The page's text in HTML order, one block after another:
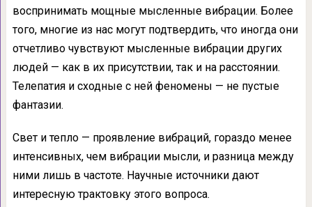
воспринимать мощные мысленные вибрации. Более
того, многие из нас могут подтвердить, что иногда они
отчетливо чувствуют мысленные вибрации других
людей — как в их присутствии, так и на расстоянии.
Телепатия и сходные с ней феномены — не пустые
фантазии.
Свет и тепло — проявление вибраций, гораздо менее
интенсивных, чем вибрации мысли, и разница между
ними лишь в частоте. Научные источники дают
интересную трак­товку этого вопроса.